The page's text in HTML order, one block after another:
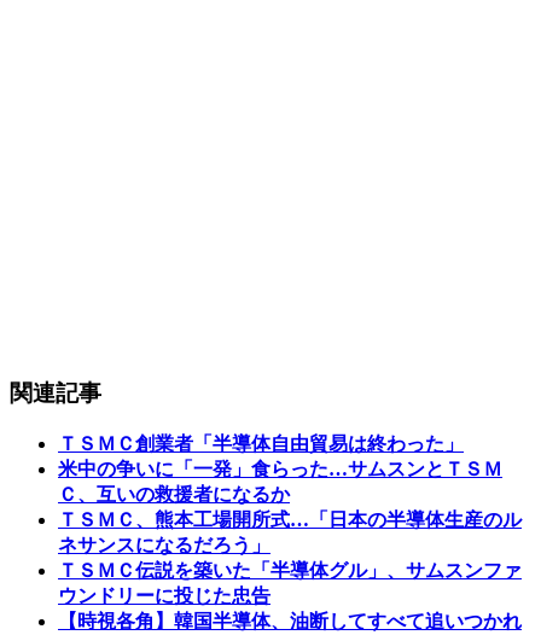
関連記事
ＴＳＭＣ創業者「半導体自由貿易は終わった」
米中の争いに「一発」食らった…サムスンとＴＳＭ
Ｃ、互いの救援者になるか
ＴＳＭＣ、熊本工場開所式…「日本の半導体生産のル
ネサンスになるだろう」
ＴＳＭＣ伝説を築いた「半導体グル」、サムスンファ
ウンドリーに投じた忠告
【時視各角】韓国半導体、油断してすべて追いつかれ